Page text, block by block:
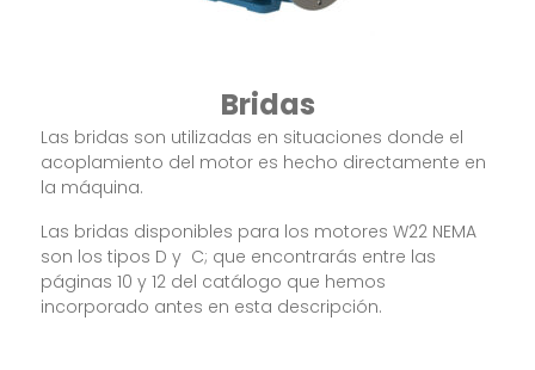
Bridas
Las bridas son utilizadas en situaciones donde el
acoplamiento del motor es hecho directamente en
la máquina.
Las bridas disponibles para los motores W22 NEMA
son los tipos D y C; que encontrarás entre las
páginas 10 y 12 del catálogo que hemos
incorporado antes en esta descripción.